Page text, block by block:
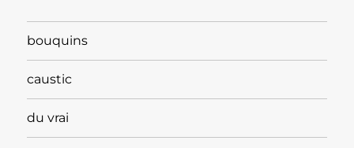
bouquins
caustic
du vrai